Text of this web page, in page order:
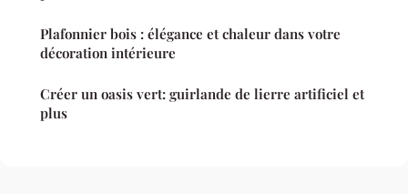
Plafonnier bois : élégance et chaleur dans votre
décoration intérieure
Créer un oasis vert: guirlande de lierre artificiel et
plus